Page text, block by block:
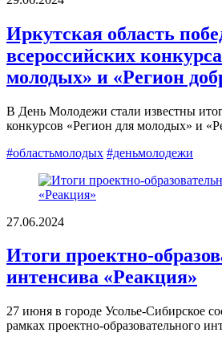
Иркутская область
всероссийских
молодых» и «Регион
В День Молодежи стали известны
конкурсов «Регион для молодых» и
#областьмолодых #деньмолодежи
27.06.2024
Итоги проектно-
интенсива «Реакция»
27 июня в городе Усолье-Сибирское
рамках проектно-образовательного